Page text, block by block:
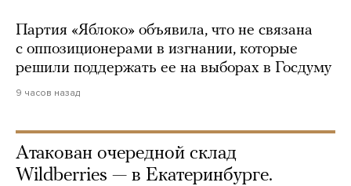
Партия «Яблоко» объявила, что не связана
с оппозиционерами в изгнании, которые
решили поддержать ее на выборах в Госдуму
9 часов назад
Атакован очередной склад
Wildberries — в Екатеринбурге.